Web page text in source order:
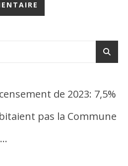
de 2023: 7,5%
pas la Commune